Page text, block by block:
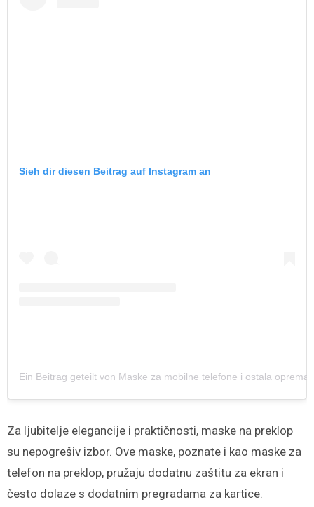
Sieh dir diesen Beitrag auf Instagram an
Ein Beitrag geteilt von Maske za mobilne telefone i ostala oprema
Za ljubitelje elegancije i praktičnosti, maske na preklop
su nepogrešiv izbor. Ove maske, poznate i kao maske za
telefon na preklop, pružaju dodatnu zaštitu za ekran i
često dolaze s dodatnim pregradama za kartice.